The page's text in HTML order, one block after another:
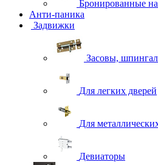
Бронированные
Анти-паника
Задвижки
Засовы,
Для легких дверей
Для
Девиаторы